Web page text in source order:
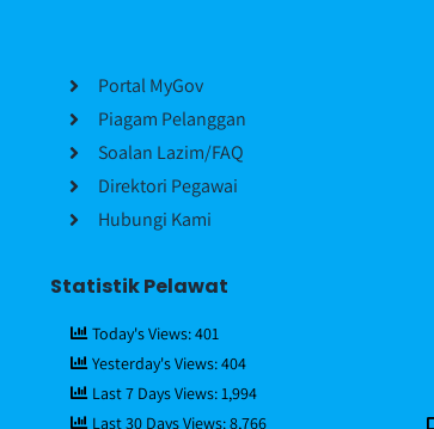
Portal MyGov
Piagam Pelanggan
Soalan Lazim/FAQ
Direktori Pegawai
Hubungi Kami
Statistik Pelawat
Today's Views:401
Yesterday's Views:404
Last 7 Days Views:1,994
Last 30 Days Views:8,766